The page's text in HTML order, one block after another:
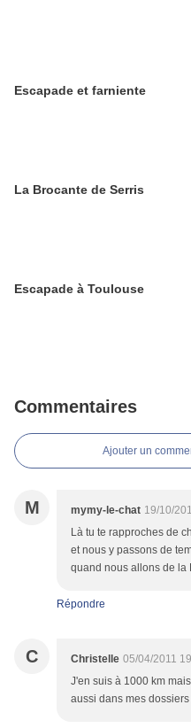
Escapade et farniente
La Brocante de Serris
Escapade à Toulouse
Commentaires
Ajouter un
M mymy-le-chat 19/10/
Là tu te rapproches de
et nous y passons de
quand nous allons de la
Répondre
C Christelle 05/04/2011
J'en suis à 1000 km
aussi dans mes